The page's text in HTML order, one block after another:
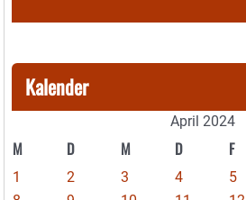
Kalender
April 2024
M D M D F
1 2 3 4 5